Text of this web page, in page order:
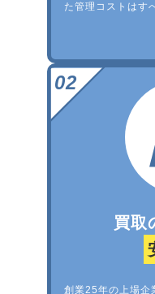
た管理コストはす
買取
創業25年の上場企